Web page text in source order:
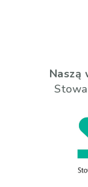
Naszą